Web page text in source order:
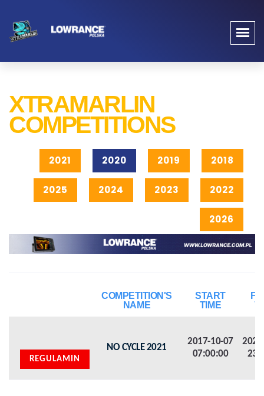
XTRAMARLIN
COMPETITIONS
2018
2019
2020
2021
2022
2023
2024
2025
2026
COMPETITION'S
NAME
START
TIME
REGULAMIN
NO CYCLE 2021
2017-10-07
07:00:00